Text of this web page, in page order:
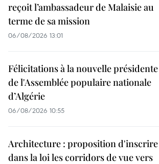
reçoit l’ambassadeur de Malaisie au
terme de sa mission
06/08/2026 13:01
Félicitations à la nouvelle présidente
de l'Assemblée populaire nationale
d’Algérie
06/08/2026 10:55
Architecture : proposition d'inscrire
dans la loi les corridors de vue vers